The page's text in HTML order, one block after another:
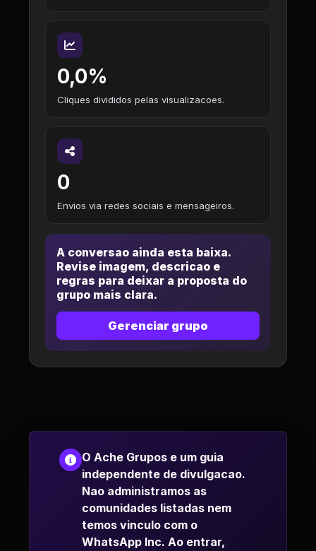
0,0%
Cliques divididos pelas visualizacoes.
0
Envios via redes sociais e mensageiros.
A conversao ainda esta baixa.
Revise imagem, descricao e
regras para deixar a proposta do
grupo mais clara.
Gerenciar grupo
O Ache Grupos e um guia
independente de divulgacao.
Nao administramos as
comunidades listadas nem
temos vinculo com o
WhatsApp Inc. Ao entrar,